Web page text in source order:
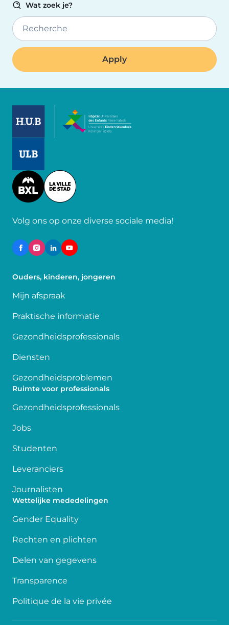
Wat zoek je?
Recherche
Image
Volg ons op onze diverse sociale media!
Ouders, kinderen, jongeren
Mijn afspraak
Praktische informatie
Gezondheidsprofessionals
Diensten
Gezondheidsproblemen
Ruimte voor professionals
Gezondheidsprofessionals
Jobs
Studenten
Leveranciers
Journalisten
Wettelijke mededelingen
Gender Equality
Rechten en plichten
Delen van gegevens
Transparence
Politique de la vie privée